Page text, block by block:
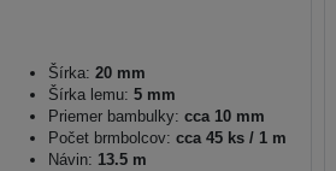
Šírka: 20 mm
Šírka lemu: 5 mm
Priemer bambulky: cca 10 mm
Počet brmbolcov: cca 45 ks / 1 m
Návin: 13.5 m